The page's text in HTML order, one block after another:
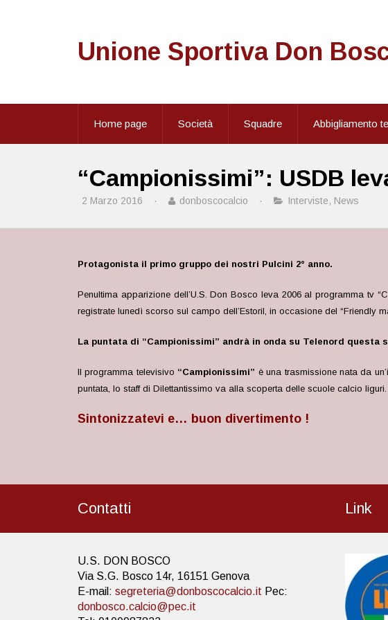
Unione Sportiva Don
Home page Società Squadre Abbigliamento
“Campionissimi”: USDB
2 Marzo 2016 · donboscocalcio · Interviste, News
Protagonista il primo gruppo dei nostri Pulcini 2° anno.
Penultima apparizione dell’U.S. Don Bosco leva 2006 al programma tv
registrate lunedì scorso sul campo dell’Estoril, in occasione del “Friendly
La puntata di “Campionissimi” andrà in onda su Telenord questa
Il programma televisivo “Campionissimi” è una trasmissione nata da
puntata, lo staff di Dilettantissimo va alla scoperta delle scuole calcio liguri.
Sintonizzatevi e… buon divertimento !
Contatti
U.S. DON BOSCO
Via S.G. Bosco 14r, 16151 Genova
E-mail: segreteria@donboscocalcio.it Pec:
donbosco.calcio@pec.it
Link